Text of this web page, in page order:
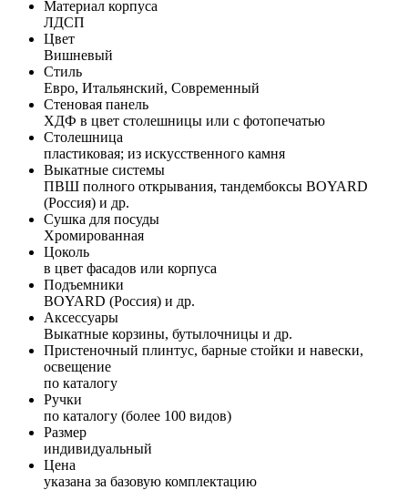
Материал корпуса
ЛДСП
Цвет
Вишневый
Стиль
Евро, Итальянский, Современный
Стеновая панель
ХДФ в цвет столешницы или с фотопечатью
Столешница
пластиковая; из искусственного камня
Выкатные системы
ПВШ полного открывания, тандембоксы BOYARD
(Россия) и др.
Сушка для посуды
Хромированная
Цоколь
в цвет фасадов или корпуса
Подъемники
BOYARD (Россия) и др.
Аксессуары
Выкатные корзины, бутылочницы и др.
Пристеночный плинтус, барные стойки и навески,
освещение
по каталогу
Ручки
по каталогу (более 100 видов)
Размер
индивидуальный
Цена
указана за базовую комплектацию